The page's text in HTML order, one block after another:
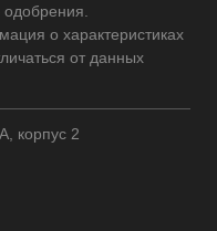
одобрения.
о характеристиках
от данных
корпус 2